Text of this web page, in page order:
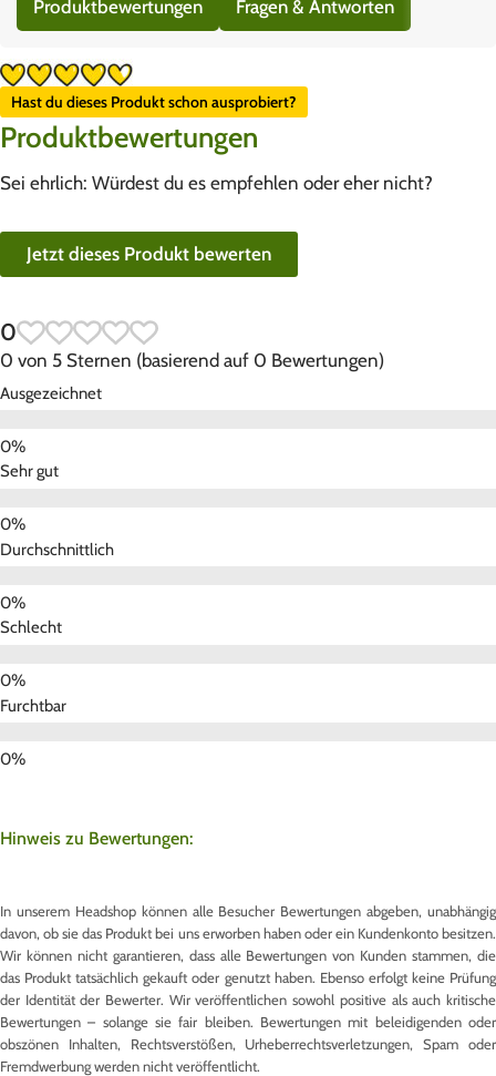
Produktbewertungen Fragen & Antworten
Hast du dieses Produkt schon ausprobiert?
Produktbewertungen
Sei ehrlich: Würdest du es empfehlen oder eher nicht?
Jetzt dieses Produkt bewerten
0
0 von 5 Sternen (basierend auf 0 Bewertungen)
Ausgezeichnet
Sehr gut
Durchschnittlich
Schlecht
Furchtbar
Hinweis zu Bewertungen:
In unserem Headshop können alle Besucher Bewertungen abgeben, unabhängig
davon, ob sie das Produkt bei uns erworben haben oder ein Kundenkonto besitzen.
Wir können nicht garantieren, dass alle Bewertungen von Kunden stammen, die
das Produkt tatsächlich gekauft oder genutzt haben. Ebenso erfolgt keine Prüfung
der Identität der Bewerter. Wir veröffentlichen sowohl positive als auch kritische
Bewertungen – solange sie fair bleiben. Bewertungen mit beleidigenden oder
obszönen Inhalten, Rechtsverstößen, Urheberrechtsverletzungen, Spam oder
Fremdwerbung werden nicht veröffentlicht.